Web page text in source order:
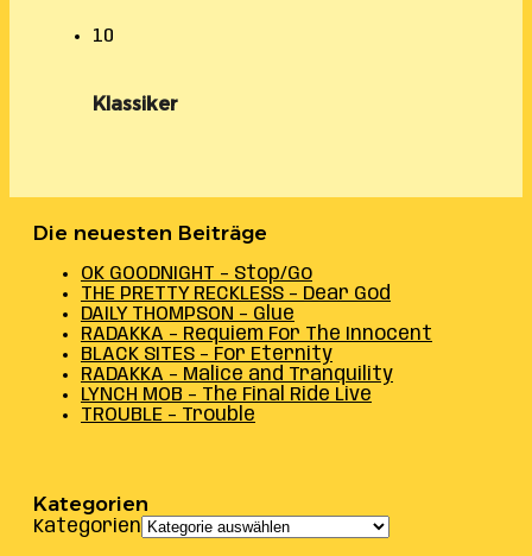
10
Klassiker
Die neuesten Beiträge
OK GOODNIGHT – Stop/Go
THE PRETTY RECKLESS – Dear God
DAILY THOMPSON – Glue
RADAKKA – Requiem For The Innocent
BLACK SITES – For Eternity
RADAKKA – Malice and Tranquility
LYNCH MOB – The Final Ride Live
TROUBLE – Trouble
Kategorien
Kategorien